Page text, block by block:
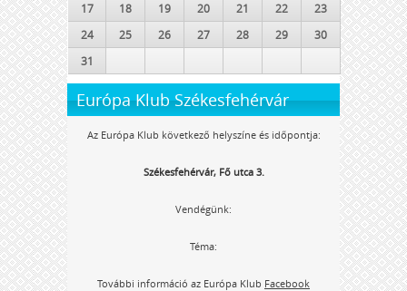
17
18 19 20 21 22
23
24
25 26 27 28 29
30
31
Európa Klub Székesfehérvár
Az Európa Klub következő helyszíne és időpontja:
Székesfehérvár, Fő utca 3.
Vendégünk:
Téma:
További információ az Európa Klub Facebook